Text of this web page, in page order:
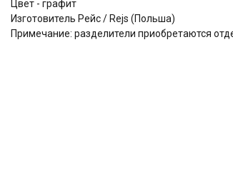
Цвет - графит
Изготовитель Рейс / Rejs (Польша)
Примечание: разделители приобретаются